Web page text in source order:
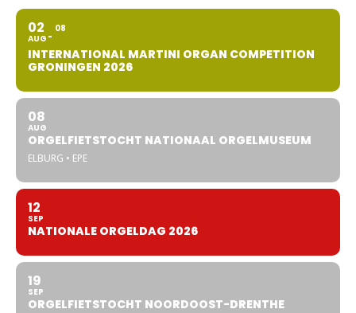
02
AUG
08
INTERNATIONAL MARTINI ORGAN COMPETITION
GRONINGEN 2026
08
AUG
ORGELFIETSTOCHT NATIONAAL ORGELMUSEUM
ELBURG • EPE
12
SEP
NATIONALE ORGELDAG 2026
19
SEP
ORGELFIETSTOCHT NOORDOOST-DRENTHE